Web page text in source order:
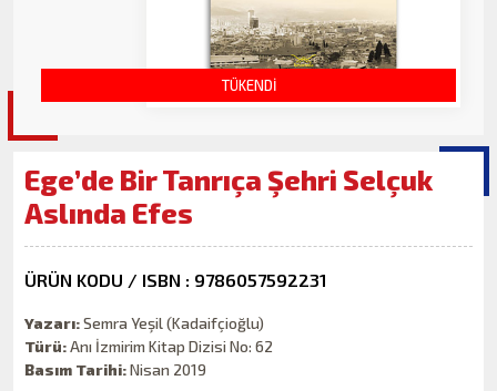
TÜKENDİ
Ege’de Bir Tanrıça Şehri Selçuk
Aslında Efes
ÜRÜN KODU / ISBN : 9786057592231
Yazarı:Semra Yeşil (Kadaifçioğlu)
Türü:Anı İzmirim Kitap Dizisi No: 62
Basım Tarihi:Nisan 2019